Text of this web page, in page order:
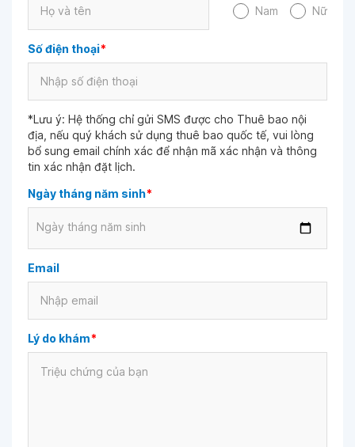
Nam Nữ
Số điện thoại*
*Lưu ý: Hệ thống chỉ gửi SMS được cho Thuê bao nội
địa, nếu quý khách sử dụng thuê bao quốc tế, vui lòng
bổ sung email chính xác để nhận mã xác nhận và thông
tin xác nhận đặt lịch.
Ngày tháng năm sinh*
Ngày tháng năm sinh
Email
Lý do khám*